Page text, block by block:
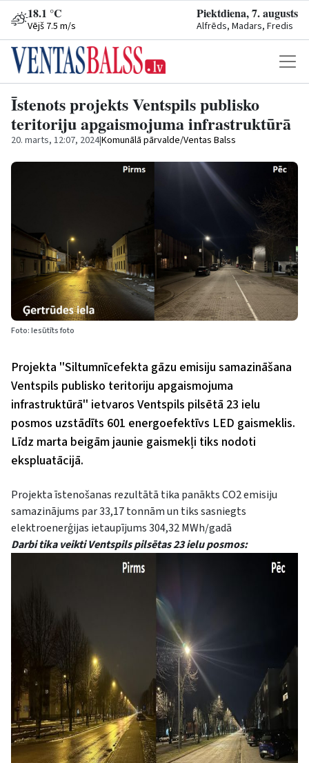
18.1 °C
Vējš 7.5 m/s
Piektdiena, 7. augusts
Alfrēds, Madars, Fredis
Īstenots projekts Ventspils publisko
teritoriju apgaismojuma infrastruktūrā
20. marts, 12:07, 2024|Komunālā pārvalde/Ventas Balss
Foto: Iesūtīts foto
Projekta ''Siltumnīcefekta gāzu emisiju samazināšana
Ventspils publisko teritoriju apgaismojuma
infrastruktūrā'' ietvaros Ventspils pilsētā 23 ielu
posmos uzstādīts 601 energoefektīvs LED gaismeklis.
Līdz marta beigām jaunie gaismekļi tiks nodoti
ekspluatācijā.
Projekta īstenošanas rezultātā tika panākts CO2 emisiju
samazinājums par 33,17 tonnām un tiks sasniegts
elektroenerģijas ietaupījums 304,32 MWh/gadā
Darbi tika veikti Ventspils pilsētas 23 ielu posmos: